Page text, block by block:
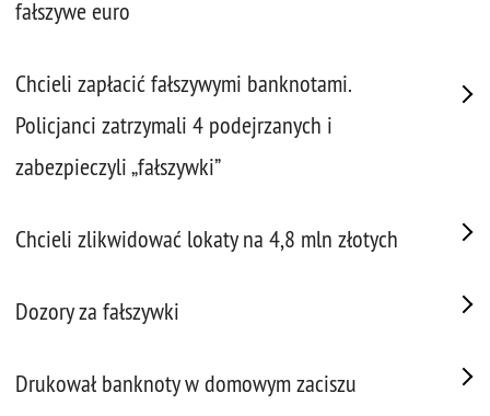
fałszywe euro
Chcieli zapłacić fałszywymi banknotami.
Policjanci zatrzymali 4 podejrzanych i
zabezpieczyli „fałszywki”
Chcieli zlikwidować lokaty na 4,8 mln złotych
Dozory za fałszywki
Drukował banknoty w domowym zaciszu